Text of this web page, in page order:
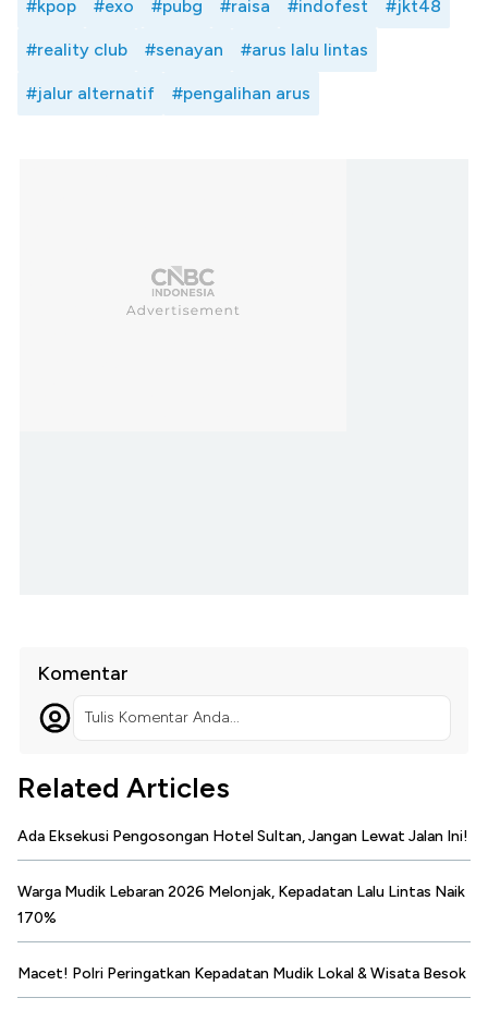
#kpop #exo #pubg #raisa #indofest #jkt48
#reality club #senayan #arus lalu lintas
#jalur alternatif #pengalihan arus
Komentar
Tulis Komentar Anda...
Related Articles
Ada Eksekusi Pengosongan Hotel Sultan, Jangan Lewat Jalan Ini!
Warga Mudik Lebaran 2026 Melonjak, Kepadatan Lalu Lintas Naik
170%
Macet! Polri Peringatkan Kepadatan Mudik Lokal & Wisata Besok